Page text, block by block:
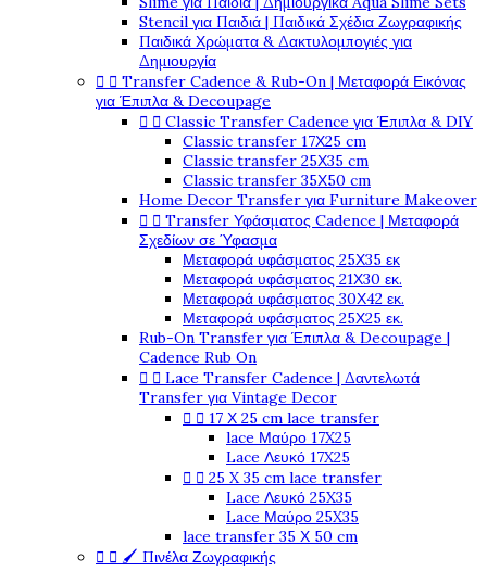
Stencil για Παιδιά | Παιδικά Σχέδια Ζωγραφικής
Παιδικά Χρώματα & Δακτυλομπογιές για
Δημιουργία
  Transfer Cadence & Rub-On | Μεταφορά Εικόνας
για Έπιπλα & Decoupage
  Classic Transfer Cadence για Έπιπλα & DIY
Classic transfer 17Χ25 cm
Classic transfer 25Χ35 cm
Classic transfer 35Χ50 cm
Home Decor Transfer για Furniture Makeover
  Transfer Υφάσματος Cadence | Μεταφορά
Σχεδίων σε Ύφασμα
Μεταφορά υφάσματος 25Χ35 εκ
Μεταφορά υφάσματος 21Χ30 εκ.
Μεταφορά υφάσματος 30Χ42 εκ.
Μεταφορά υφάσματος 25Χ25 εκ.
Rub-On Transfer για Έπιπλα & Decoupage |
Cadence Rub On
  Lace Transfer Cadence | Δαντελωτά
Transfer για Vintage Decor
  17 Χ 25 cm lace transfer
lace Μαύρο 17X25
Lace Λευκό 17X25
  25 X 35 cm lace transfer
Lace Λευκό 25X35
Lace Μαύρο 25X35
lace transfer 35 Χ 50 cm
  🖌️ Πινέλα Ζωγραφικής